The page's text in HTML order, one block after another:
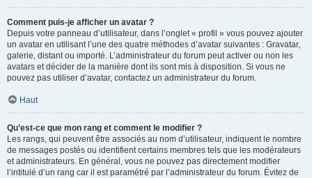
Comment puis-je afficher un avatar ?
Depuis votre panneau d’utilisateur, dans l’onglet « profil » vous pouvez ajouter
un avatar en utilisant l’une des quatre méthodes d’avatar suivantes : Gravatar,
galerie, distant ou importé. L’administrateur du forum peut activer ou non les
avatars et décider de la manière dont ils sont mis à disposition. Si vous ne
pouvez pas utiliser d’avatar, contactez un administrateur du forum.
Haut
Qu’est-ce que mon rang et comment le modifier ?
Les rangs, qui peuvent être associés au nom d’utilisateur, indiquent le nombre
de messages postés ou identifient certains membres tels que les modérateurs
et administrateurs. En général, vous ne pouvez pas directement modifier
l’intitulé d’un rang car il est paramétré par l’administrateur du forum. Évitez de